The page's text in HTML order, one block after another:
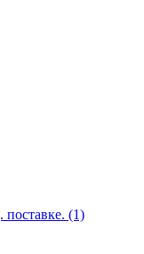
поставке. (1)